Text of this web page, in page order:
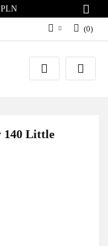
PLN
Zaloguj się
Załóż konto
(0)
140 Little